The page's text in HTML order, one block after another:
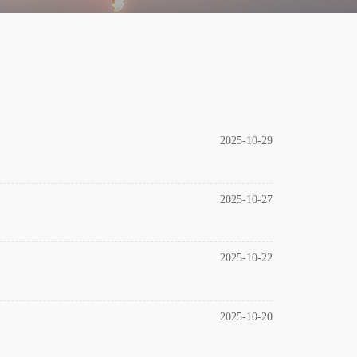
2025-10-29
2025-10-27
2025-10-22
2025-10-20